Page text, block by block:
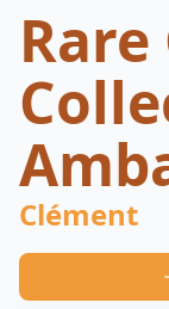
Rare
Clément